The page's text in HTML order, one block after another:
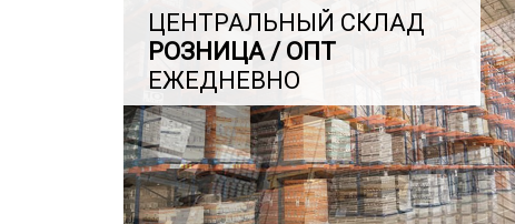
ЦЕНТРАЛЬНЫЙ СКЛАД
РОЗНИЦА / ОПТ
ЕЖЕДНЕВНО